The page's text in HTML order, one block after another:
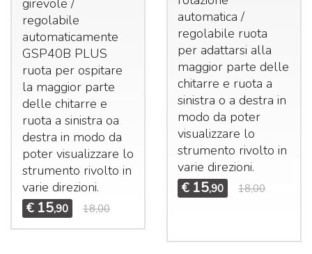
girevole /
regolabile
automaticamente
GSP40B PLUS
ruota per ospitare
la maggior parte
delle chitarre e
ruota a sinistra oa
destra in modo da
poter visualizzare lo
strumento rivolto in
varie direzioni.
€ 15,90 18,00
automatica /
regolabile ruota
per adattarsi alla
maggior parte delle
chitarre e ruota a
sinistra o a destra in
modo da poter
visualizzare lo
strumento rivolto in
varie direzioni.
€ 15,90 18,00